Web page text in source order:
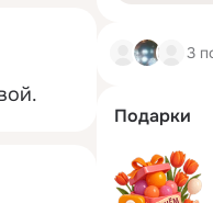
3
Подарки